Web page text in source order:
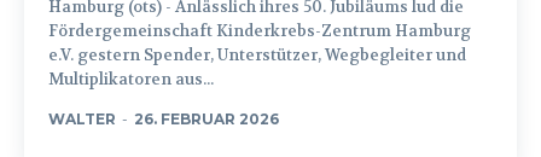
Hamburg (ots) - Anlässlich ihres 50. Jubiläums lud die
Fördergemeinschaft Kinderkrebs-Zentrum Hamburg
e.V. gestern Spender, Unterstützer, Wegbegleiter und
Multiplikatoren aus...
WALTER - 26. FEBRUAR 2026